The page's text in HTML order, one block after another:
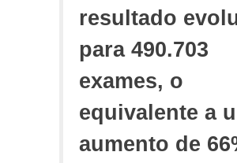
resultado
para 490.703
exames, o
equivalente a
aumento de